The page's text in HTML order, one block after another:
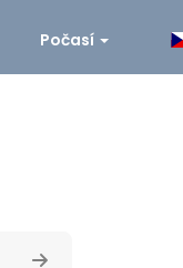
Počasí